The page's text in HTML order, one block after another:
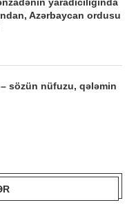
Azərbaycan ordusu
sözün nüfuzu, qələmin